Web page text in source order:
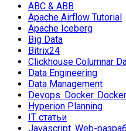
ABC & ABB
Apache Airflow Tutorial
Apache Iceberg
Big Data
Bitrix24
Clickhouse Columnar
Data Engineering
Data Management
Devops. Docker.
Hyperion Planning
IT статьи
Javascript. Web-